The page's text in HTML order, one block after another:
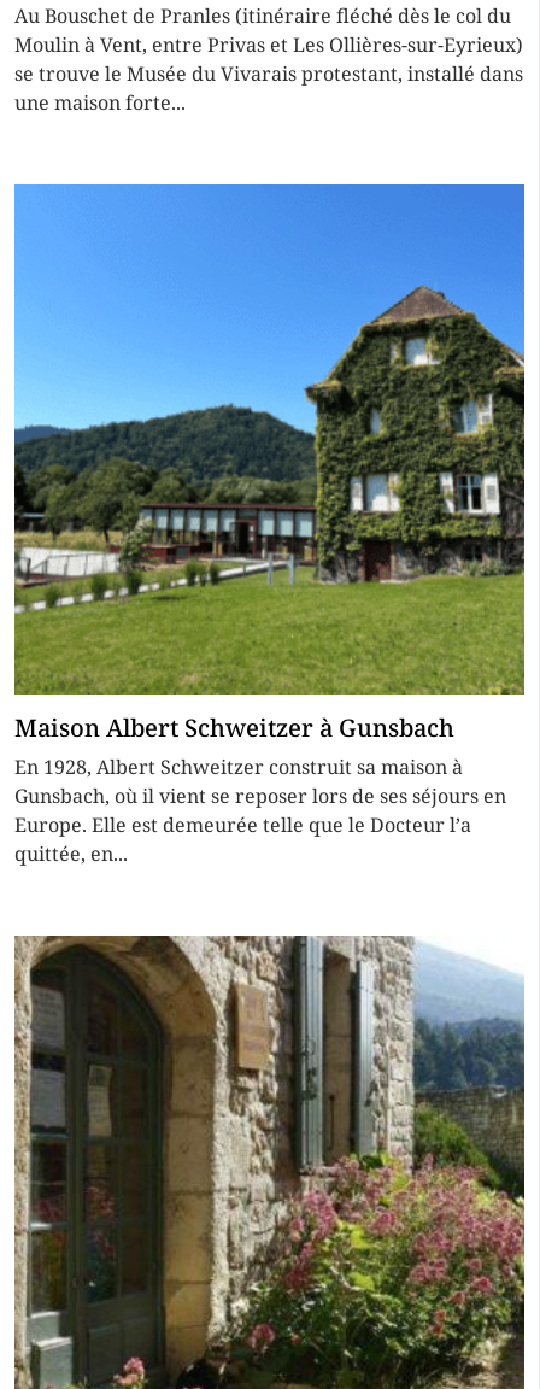
Au Bouschet de Pranles (itinéraire fléché dès le col du
Moulin à Vent, entre Privas et Les Ollières-sur-Eyrieux)
se trouve le Musée du Vivarais protestant, installé dans
une maison forte...
Maison Albert Schweitzer à Gunsbach
En 1928, Albert Schweitzer construit sa maison à
Gunsbach, où il vient se reposer lors de ses séjours en
Europe. Elle est demeurée telle que le Docteur l’a
quittée, en...